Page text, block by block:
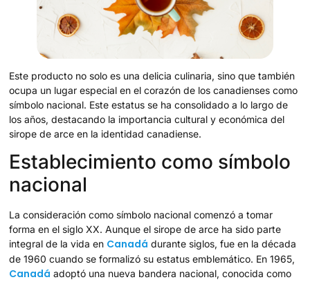
Este producto no solo es una delicia culinaria, sino que también
ocupa un lugar especial en el corazón de los canadienses como
símbolo nacional. Este estatus se ha consolidado a lo largo de
los años, destacando la importancia cultural y económica del
sirope de arce en la identidad canadiense.
Establecimiento como símbolo
nacional
La consideración como símbolo nacional comenzó a tomar
forma en el siglo XX. Aunque el sirope de arce ha sido parte
integral de la vida en Canadá durante siglos, fue en la década
de 1960 cuando se formalizó su estatus emblemático. En 1965,
Canadá adoptó una nueva bandera nacional, conocida como